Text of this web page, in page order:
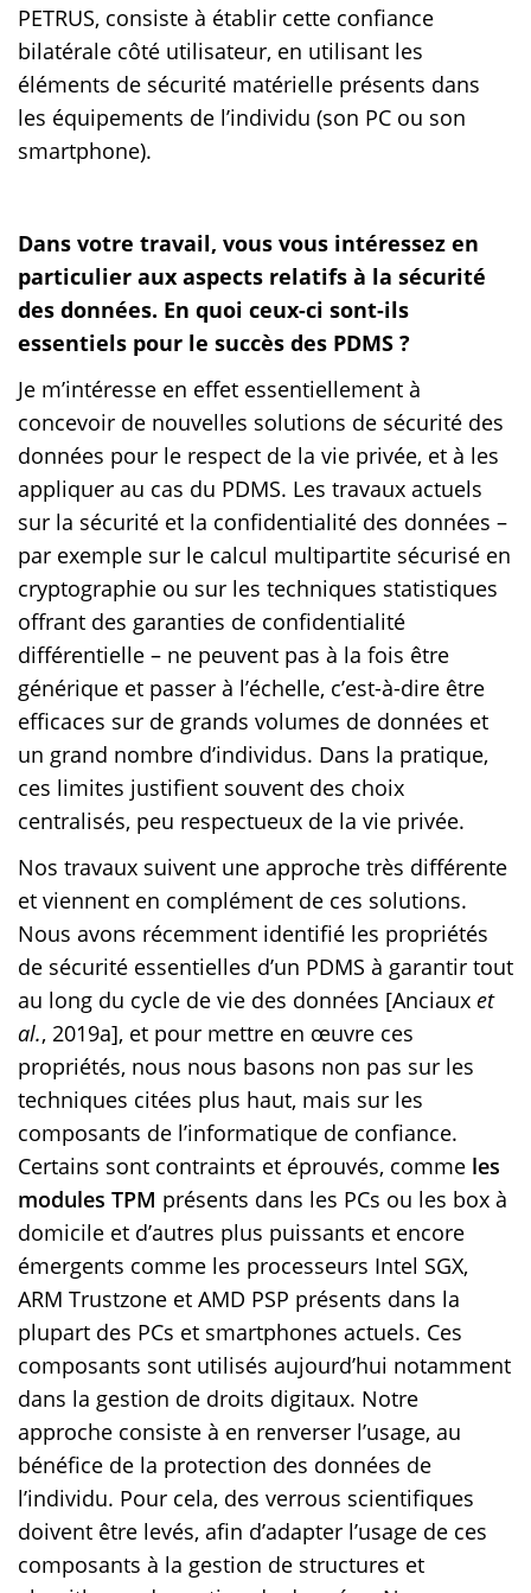
PETRUS, consiste à établir cette confiance
bilatérale côté utilisateur, en utilisant les
éléments de sécurité matérielle présents dans
les équipements de l’individu (son PC ou son
smartphone).
Dans votre travail, vous vous intéressez en
particulier aux aspects relatifs à la sécurité
des données. En quoi ceux-ci sont-ils
essentiels pour le succès des PDMS ?
Je m’intéresse en effet essentiellement à
concevoir de nouvelles solutions de sécurité des
données pour le respect de la vie privée, et à les
appliquer au cas du PDMS. Les travaux actuels
sur la sécurité et la confidentialité des données –
par exemple sur le calcul multipartite sécurisé en
cryptographie ou sur les techniques statistiques
offrant des garanties de confidentialité
différentielle – ne peuvent pas à la fois être
générique et passer à l’échelle, c’est-à-dire être
efficaces sur de grands volumes de données et
un grand nombre d’individus. Dans la pratique,
ces limites justifient souvent des choix
centralisés, peu respectueux de la vie privée.
Nos travaux suivent une approche très différente
et viennent en complément de ces solutions.
Nous avons récemment identifié les propriétés
de sécurité essentielles d’un PDMS à garantir tout
au long du cycle de vie des données [Anciaux et
al., 2019a], et pour mettre en œuvre ces
propriétés, nous nous basons non pas sur les
techniques citées plus haut, mais sur les
composants de l’informatique de confiance.
Certains sont contraints et éprouvés, comme les
modules TPM présents dans les PCs ou les box à
domicile et d’autres plus puissants et encore
émergents comme les processeurs Intel SGX,
ARM Trustzone et AMD PSP présents dans la
plupart des PCs et smartphones actuels. Ces
composants sont utilisés aujourd’hui notamment
dans la gestion de droits digitaux. Notre
approche consiste à en renverser l’usage, au
bénéfice de la protection des données de
l’individu. Pour cela, des verrous scientifiques
doivent être levés, afin d’adapter l’usage de ces
composants à la gestion de structures et